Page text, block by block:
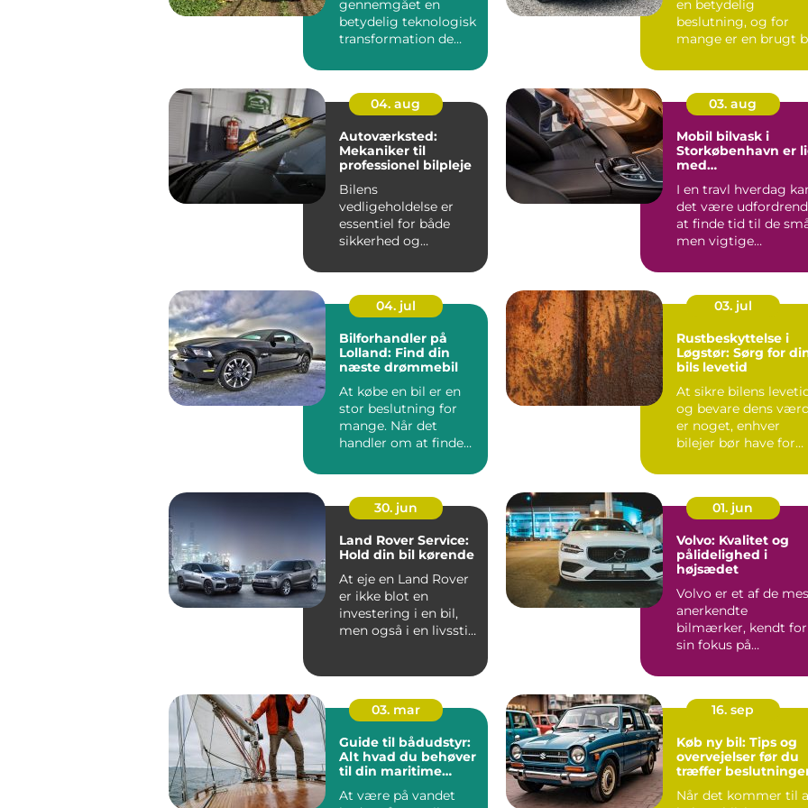
gennemgået en
betydelig teknologisk
transformation de
en betydelig
beslutning, og for
mange er en brugt
04. aug
Autoværksted:
Mekaniker til
professionel bilpleje
Bilens
vedligeholdelse er
essentiel for både
sikkerhed og
er her betydn...
03. aug
Mobil bilvask i
Storkøbenhavn er
med
I en travl hverdag
det være
at finde tid til de
men vigtige
04. jul
Bilforhandler på
Lolland: Find din
næste drømmebil
At købe en bil er en
stor beslutning for
mange. Når det
handler om at finde
03. jul
Rustbeskyttelse i
Løgstør: Sørg for
bils levetid
At sikre bilens
og bevare dens
er noget, enhver
bilejer bør have for
30. jun
Land Rover Service:
Hold din bil kørende
At eje en Land Rover
er ikke blot en
investering i en bil,
men også i en livsstil
01. jun
Volvo: Kvalitet og
pålidelighed i
højsædet
Volvo er et af de
anerkendte
bilmærker, kendt for
sin fokus på
03. mar
Guide til bådudstyr:
Alt hvad du behøver
til din maritime
At være på vandet
16. sep
Køb ny bil: Tips og
overvejelser før du
træffer
Når det kommer til